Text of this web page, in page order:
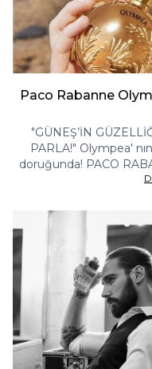
Paco Rabanne
"GÜNEŞ’İN
PARLA!" Olympea'
doruğunda! PACO
aldı ve